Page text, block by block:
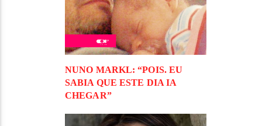
NUNO MARKL: “POIS. EU
SABIA QUE ESTE DIA IA
CHEGAR”